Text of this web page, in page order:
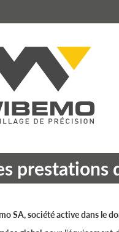
prestations
SA, société active dans le